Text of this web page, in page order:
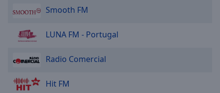
Close
Modal
Dialog
dialog
window.
Smooth FM
LUNA FM - Portugal
Radio Comercial
Hit FM